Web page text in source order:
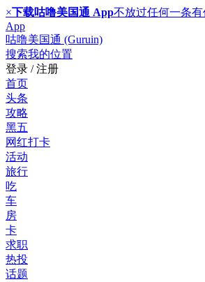
×下载咕噜美国通 App不放过任何一条
App
咕噜美国通 (Guruin)
搜索我的位置
登录 / 注册
首页
头条
攻略
黑五
网红打卡
活动
旅行
吃
车
房
卡
求职
热投
话题